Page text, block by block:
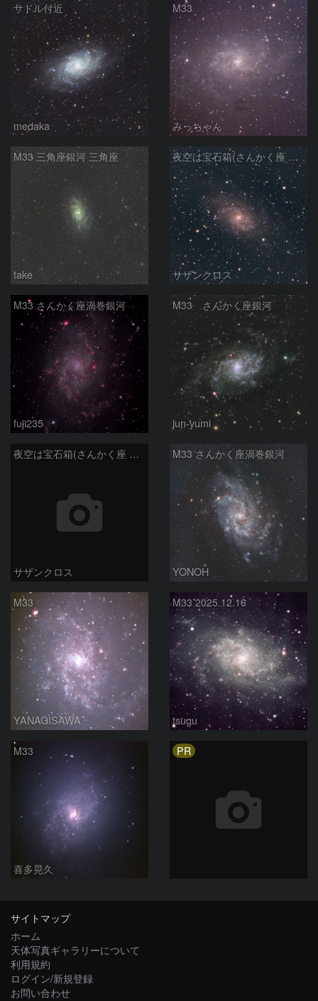
サドル付近
medaka
M33
みっちゃん
M33 三角座銀河 三角座
take
夜空は宝石箱(さんかく座 M33) Seestar50
サザンクロス
M33 さんかく座渦巻銀河
fuji235
M33 さんかく座銀河
jun-yumi
夜空は宝石箱(さんかく座 M33) Seestar50
サザンクロス
M33 さんかく座渦巻銀河
YONOH
M33
YANAGISAWA
M33 2025.12.16
tsugu
M33
喜多晃久
PR
サイトマップ
ホーム
天体写真ギャラリーについて
利用規約
ログイン/新規登録
お問い合わせ